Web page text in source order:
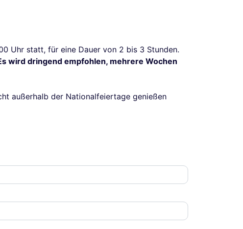
Uhr statt, für eine Dauer von 2 bis 3 Stunden.
wird dringend empfohlen, mehrere Wochen
außerhalb der Nationalfeiertage genießen